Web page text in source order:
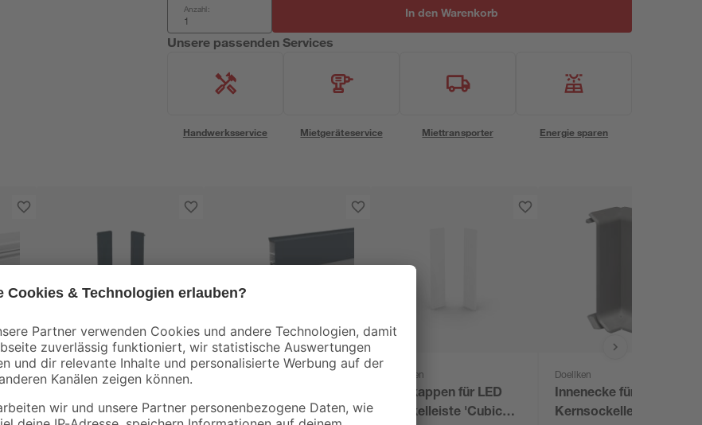
Anzahl: In den Warenkorb
Unsere passenden Services
Handwerksservice Mietgeräteservice Miettransporter Energie sparen
Doellken
Sockelleiste 'Cubica
80' Light Down
Doellken
Endkappen für LED
Sockelleiste 'Cubica
Doellken
Innenecke für
Kernsockelleiste 60,